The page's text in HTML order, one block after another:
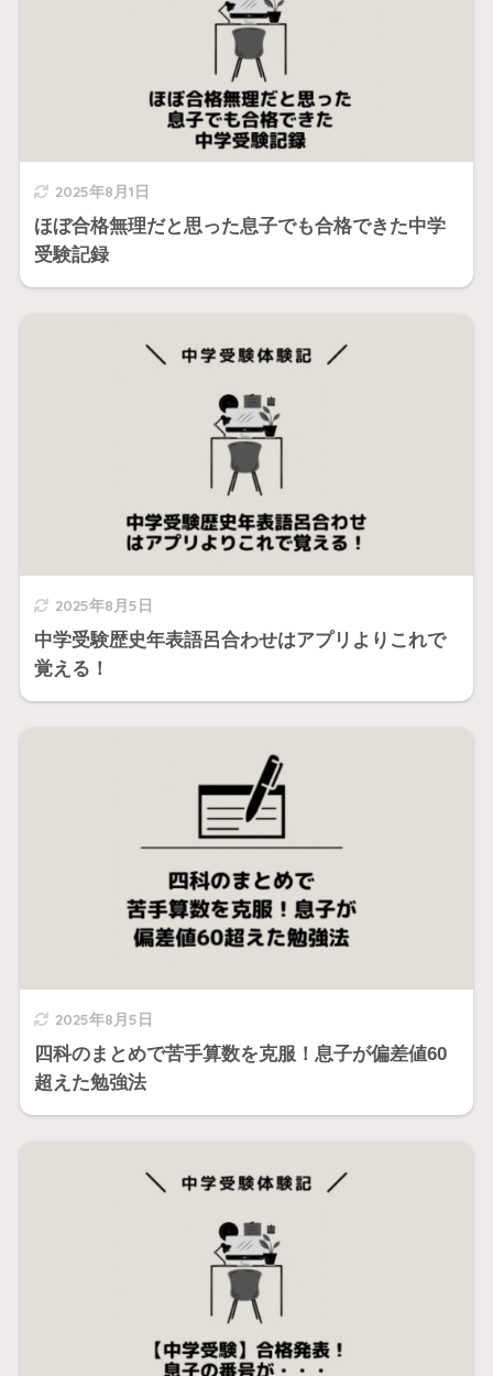
2025年8月1日
ほぼ合格無理だと思った息子でも合格できた中学
受験記録
2025年8月5日
中学受験歴史年表語呂合わせはアプリよりこれで
覚える！
2025年8月5日
四科のまとめで苦手算数を克服！息子が偏差値60
超えた勉強法